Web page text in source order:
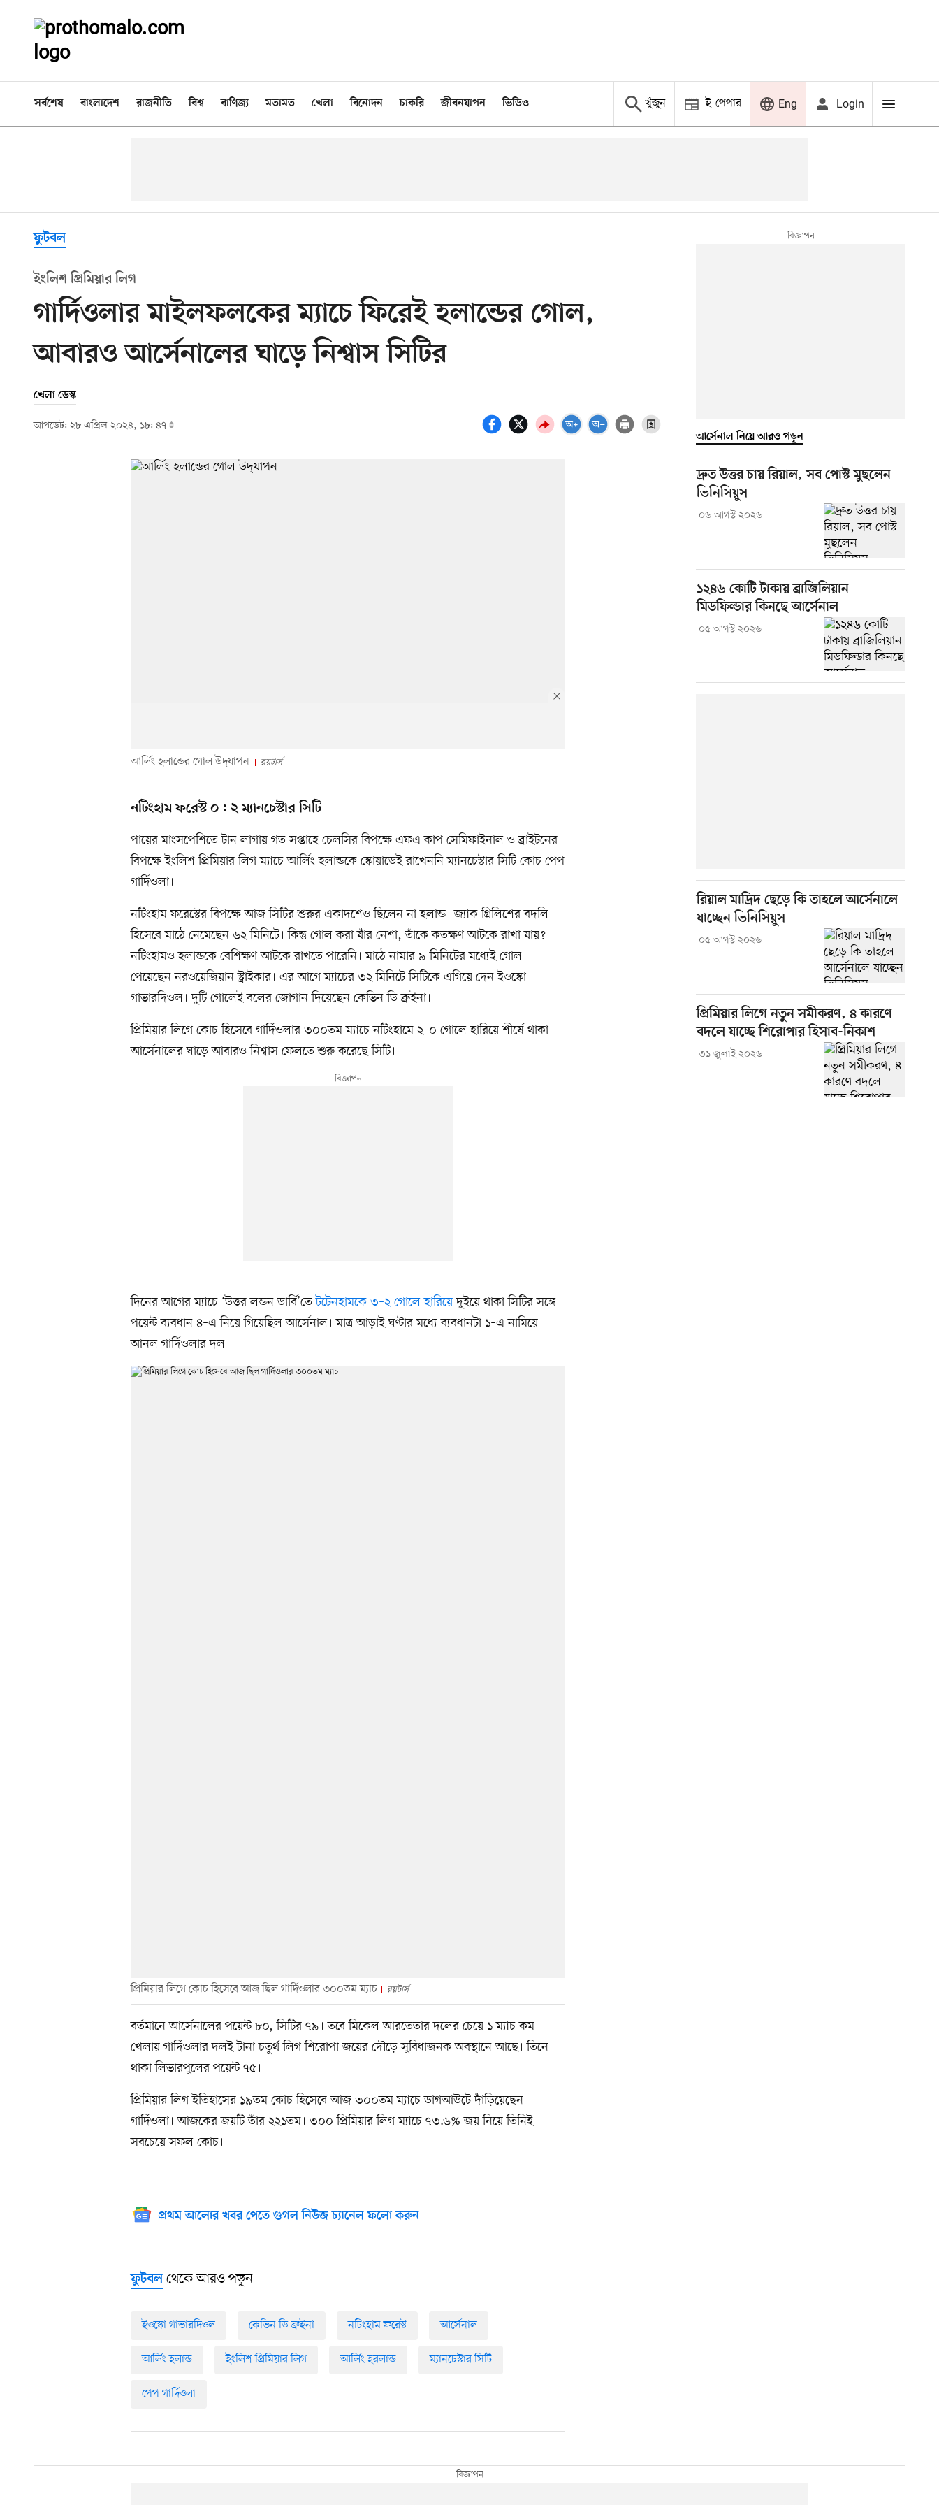
সর্বশেষ বাংলাদেশ রাজনীতি বিশ্ব বাণিজ্য মতামত খেলা বিনোদন চাকরি জীবনযাপন ভিডিও খুঁজুন ই-পেপার Eng Login
ফুটবল
ইংলিশ প্রিমিয়ার লিগ
গার্দিওলার মাইলফলকের ম্যাচে ফিরেই হলান্ডের গোল,
আবারও আর্সেনালের ঘাড়ে নিশ্বাস সিটির
খেলা ডেস্ক
আপডেট: ২৮ এপ্রিল ২০২৪, ১৮: ৪৭
আর্লিং হলান্ডের গোল উদ্‌যাপন রয়টার্স
নটিংহাম ফরেস্ট ০ : ২ ম্যানচেস্টার সিটি
পায়ের মাংসপেশিতে টান লাগায় গত সপ্তাহে চেলসির বিপক্ষে এফএ কাপ সেমিফাইনাল ও ব্রাইটনের
বিপক্ষে ইংলিশ প্রিমিয়ার লিগ ম্যাচে আর্লিং হলান্ডকে স্কোয়াডেই রাখেননি ম্যানচেস্টার সিটি কোচ পেপ
গার্দিওলা।
নটিংহাম ফরেস্টের বিপক্ষে আজ সিটির শুরুর একাদশেও ছিলেন না হলান্ড। জ্যাক গ্রিলিশের বদলি
হিসেবে মাঠে নেমেছেন ৬২ মিনিটে। কিন্তু গোল করা যাঁর নেশা, তাঁকে কতক্ষণ আটকে রাখা যায়?
নটিংহামও হলান্ডকে বেশিক্ষণ আটকে রাখতে পারেনি। মাঠে নামার ৯ মিনিটের মধ্যেই গোল
পেয়েছেন নরওয়েজিয়ান স্ট্রাইকার। এর আগে ম্যাচের ৩২ মিনিটে সিটিকে এগিয়ে দেন ইওস্কো
গাভারদিওল। দুটি গোলেই বলের জোগান দিয়েছেন কেভিন ডি ব্রুইনা।
প্রিমিয়ার লিগে কোচ হিসেবে গার্দিওলার ৩০০তম ম্যাচে নটিংহামে ২–০ গোলে হারিয়ে শীর্ষে থাকা
আর্সেনালের ঘাড়ে আবারও নিশ্বাস ফেলতে শুরু করেছে সিটি।
দিনের আগের ম্যাচে ‘উত্তর লন্ডন ডার্বি’তেটটেনহামকে ৩–২ গোলে হারিয়েদুইয়ে থাকা সিটির সঙ্গে
পয়েন্ট ব্যবধান ৪–এ নিয়ে গিয়েছিল আর্সেনাল। মাত্র আড়াই ঘণ্টার মধ্যে ব্যবধানটা ১–এ নামিয়ে
আনল গার্দিওলার দল।
প্রিমিয়ার লিগে কোচ হিসেবে আজ ছিল গার্দিওলার ৩০০তম ম্যাচ রয়টার্স
বর্তমানে আর্সেনালের পয়েন্ট ৮০, সিটির ৭৯। তবে মিকেল আরতেতার দলের চেয়ে ১ ম্যাচ কম
খেলায় গার্দিওলার দলই টানা চতুর্থ লিগ শিরোপা জয়ের দৌড়ে সুবিধাজনক অবস্থানে আছে। তিনে
থাকা লিভারপুলের পয়েন্ট ৭৫।
প্রিমিয়ার লিগ ইতিহাসের ১৯তম কোচ হিসেবে আজ ৩০০তম ম্যাচে ডাগআউটে দাঁড়িয়েছেন
গার্দিওলা। আজকের জয়টি তাঁর ২২১তম। ৩০০ প্রিমিয়ার লিগ ম্যাচে ৭৩.৬% জয় নিয়ে তিনিই
সবচেয়ে সফল কোচ।
প্রথম আলোর খবর পেতে গুগল নিউজ চ্যানেল ফলো করুন
ফুটবল থেকে আরও পড়ুন
ইওস্কো গাভারদিওল কেভিন ডি ব্রুইনা নটিংহাম ফরেস্ট আর্সেনাল
আর্লিং হলান্ড ইংলিশ প্রিমিয়ার লিগ আর্লিং হরলান্ড ম্যানচেস্টার সিটি
পেপ গার্দিওলা
আর্সেনাল নিয়ে আরও পড়ুন
দ্রুত উত্তর চায় রিয়াল, সব পোস্ট মুছলেন
ভিনিসিয়ুস
০৬ আগস্ট ২০২৬
১২৪৬ কোটি টাকায় ব্রাজিলিয়ান
মিডফিল্ডার কিনছে আর্সেনাল
০৫ আগস্ট ২০২৬
রিয়াল মাদ্রিদ ছেড়ে কি তাহলে আর্সেনালে
যাচ্ছেন ভিনিসিয়ুস
০৫ আগস্ট ২০২৬
প্রিমিয়ার লিগে নতুন সমীকরণ, ৪ কারণে
বদলে যাচ্ছে শিরোপার হিসাব-নিকাশ
৩১ জুলাই ২০২৬